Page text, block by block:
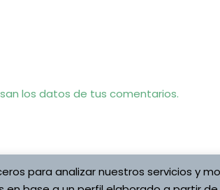
los datos de tus comentarios.
para analizar nuestros servicios y